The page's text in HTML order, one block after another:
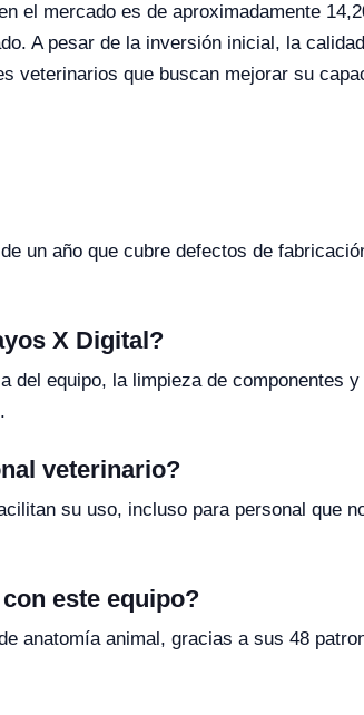
el mercado es de aproximadamente
A pesar de la inversión inicial, la
veterinarios que buscan mejorar su
un año que cubre defectos de
X Digital?
del equipo, la limpieza de componentes
veterinario?
su uso, incluso para personal que
este equipo?
anatomía animal, gracias a sus 48